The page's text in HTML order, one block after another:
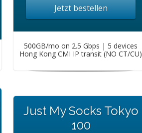
Jetzt bestellen
500GB/mo on 2.5 Gbps | 5 devices
Hong Kong CMI IP transit (NO CT/CU)
Just My Socks Tokyo
100